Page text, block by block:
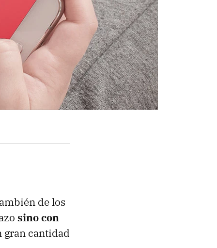
de los
sino con
gran cantidad